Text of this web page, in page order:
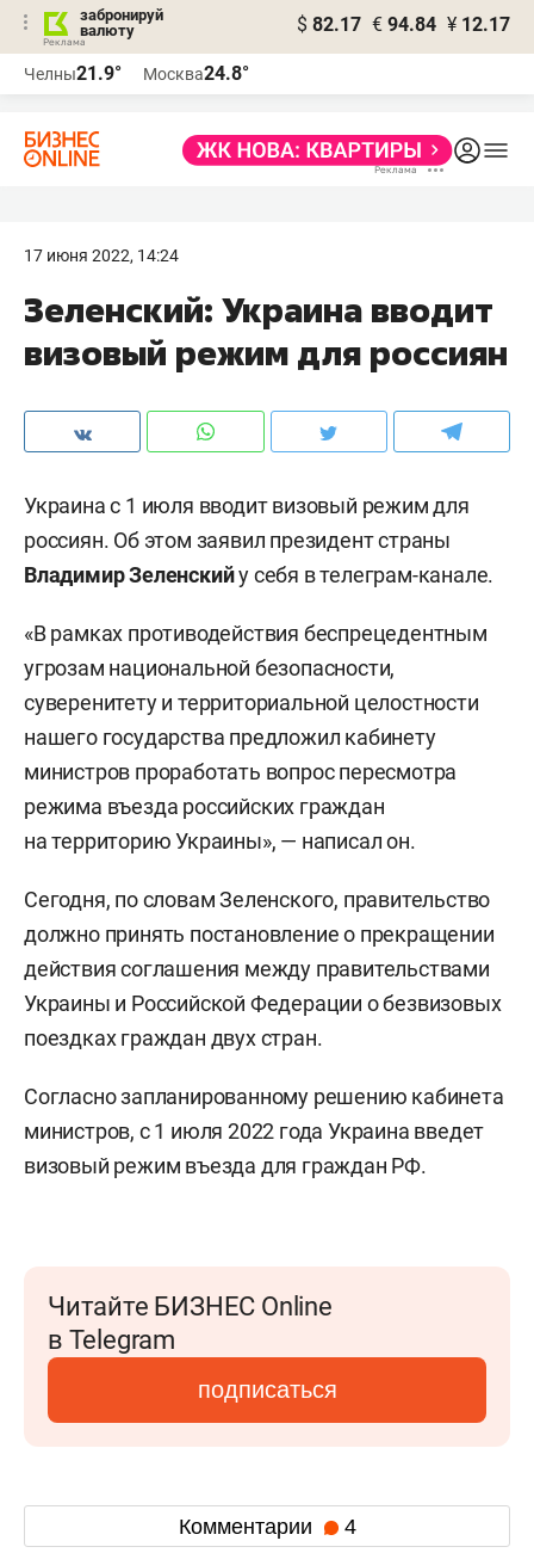
забронируй
валюту
$ 82.17 € 94.84 ¥ 12.17
Челны21.9° Москва24.8°
17 июня 2022, 14:24
Зеленский: Украина вводит
визовый режим для россиян
Украина с 1 июля вводит визовый режим для
россиян. Об этом заявил президент страны
Владимир Зеленскийу себя в телеграм-канале.
«В рамках противодействия беспрецедентным
угрозам национальной безопасности,
суверенитету и территориальной целостности
нашего государства предложил кабинету
министров проработать вопрос пересмотра
режима въезда российских граждан
на территорию Украины», — написал он.
Сегодня, по словам Зеленского, правительство
должно принять постановление о прекращении
действия соглашения между правительствами
Украины и Российской Федерации о безвизовых
поездках граждан двух стран.
Согласно запланированному решению кабинета
министров, с 1 июля 2022 года Украина введет
визовый режим въезда для граждан РФ.
Читайте БИЗНЕС Online
в Telegram
подписаться
Комментарии 4